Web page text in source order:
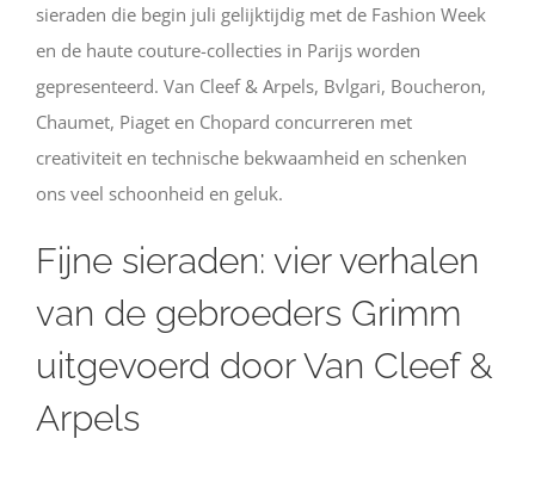
sieraden die begin juli gelijktijdig met de Fashion Week
en de haute couture-collecties in Parijs worden
gepresenteerd. Van Cleef & Arpels, Bvlgari, Boucheron,
Chaumet, Piaget en Chopard concurreren met
creativiteit en technische bekwaamheid en schenken
ons veel schoonheid en geluk.
Fijne sieraden: vier verhalen
van de gebroeders Grimm
uitgevoerd door Van Cleef &
Arpels